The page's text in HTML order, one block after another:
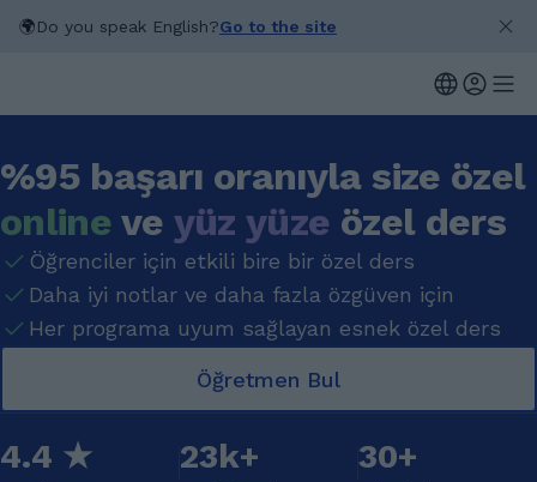
🌍Do you speak English?Go to the site
%95 başarı oranıyla size özel
online ve yüz yüze özel ders
Öğrenciler için etkili bire bir özel ders
Daha iyi notlar ve daha fazla özgüven için
Her programa uyum sağlayan esnek özel ders
Öğretmen Bul
4.4 ★ 23k+ 30+